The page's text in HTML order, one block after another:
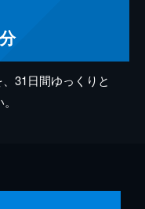
31日間ゆっくりと